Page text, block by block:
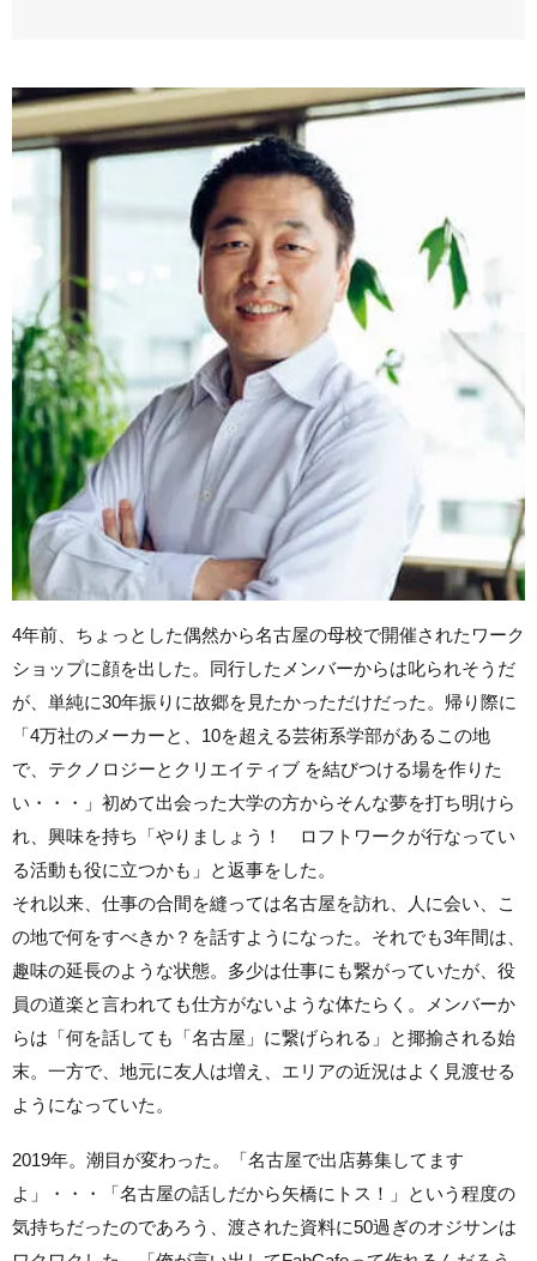
4年前、ちょっとした偶然から名古屋の母校で開催されたワーク
ショップに顔を出した。同行したメンバーからは叱られそうだ
が、単純に30年振りに故郷を見たかっただけだった。帰り際に
「4万社のメーカーと、10を超える芸術系学部があるこの地
で、テクノロジーとクリエイティブ を結びつける場を作りた
い・・・」初めて出会った大学の方からそんな夢を打ち明けら
れ、興味を持ち「やりましょう！ ロフトワークが行なってい
る活動も役に立つかも」と返事をした。
それ以来、仕事の合間を縫っては名古屋を訪れ、人に会い、こ
の地で何をすべきか？を話すようになった。それでも3年間は、
趣味の延長のような状態。多少は仕事にも繋がっていたが、役
員の道楽と言われても仕方がないような体たらく。メンバーか
らは「何を話しても「名古屋」に繋げられる」と揶揄される始
末。一方で、地元に友人は増え、エリアの近況はよく見渡せる
ようになっていた。
2019年。潮目が変わった。「名古屋で出店募集してます
よ」・・・「名古屋の話しだから矢橋にトス！」という程度の
気持ちだったのであろう、渡された資料に50過ぎのオジサンは